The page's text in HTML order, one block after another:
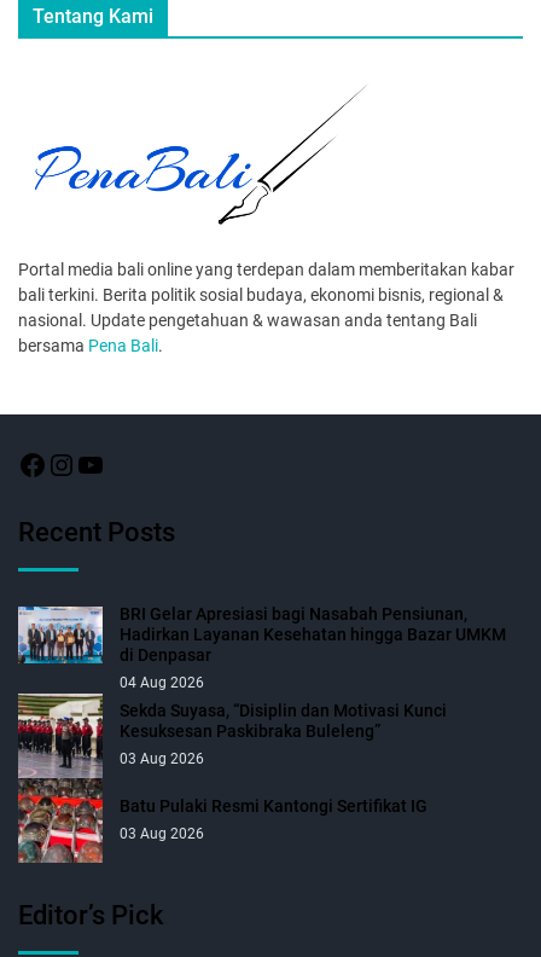
Tentang Kami
Portal media bali online yang terdepan dalam memberitakan kabar
bali terkini. Berita politik sosial budaya, ekonomi bisnis, regional &
nasional. Update pengetahuan & wawasan anda tentang Bali
bersama Pena Bali.
Recent Posts
BRI Gelar Apresiasi bagi Nasabah Pensiunan,
Hadirkan Layanan Kesehatan hingga Bazar UMKM
di Denpasar
04 Aug 2026
Sekda Suyasa, “Disiplin dan Motivasi Kunci
Kesuksesan Paskibraka Buleleng”
03 Aug 2026
Batu Pulaki Resmi Kantongi Sertifikat IG
03 Aug 2026
Editor’s Pick